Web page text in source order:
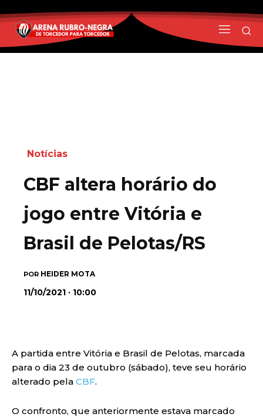
Notícias
CBF altera horário do
jogo entre Vitória e
Brasil de Pelotas/RS
POR HEIDER MOTA
11/10/2021 · 10:00
A partida entre Vitória e Brasil de Pelotas, marcada
para o dia 23 de outubro (sábado), teve seu horário
alterado pela CBF.
O confronto, que anteriormente estava marcado